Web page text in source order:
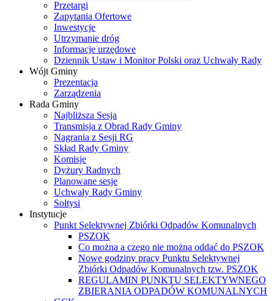
Przetargi
Zapytania Ofertowe
Inwestycje
Utrzymanie dróg
Informacje urzędowe
Dziennik Ustaw i Monitor Polski oraz Uchwały Rady
Wójt Gminy
Prezentacja
Zarządzenia
Rada Gminy
Najbliższa Sesja
Transmisja z Obrad Rady Gminy
Nagrania z Sesji RG
Skład Rady Gminy
Komisje
Dyżury Radnych
Planowane sesje
Uchwały Rady Gminy
Sołtysi
Instytucje
Punkt Selektywnej Zbiórki Odpadów Komunalnych
PSZOK
Co można a czego nie można oddać do PSZOK
Nowe godziny pracy Punktu Selektywnej
Zbiórki Odpadów Komunalnych tzw. PSZOK
REGULAMIN PUNKTU SELEKTYWNEGO
ZBIERANIA ODPADÓW KOMUNALNYCH